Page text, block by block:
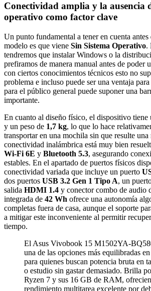
Conectividad amplia y la ausencia
operativo como factor clave
Un punto fundamental a tener en cuenta antes
modelo es que viene Sin Sistema Operativo.
tendremos que instalar Windows o la
prefiramos de manera manual antes de poder
con ciertos conocimientos técnicos esto no
problema e incluso puede ser una ventaja
para el público general puede suponer una
importante.
En cuanto al diseño físico, el dispositivo tiene
y un peso de 1,7 kg, lo que lo hace
transportar en una mochila sin que resulte
conectividad inalámbrica está muy bien
Wi-Fi 6E y Bluetooth 5.3, asegurando
estables. En el apartado de puertos físicos
conectividad variada que incluye un puerto
dos puertos USB 3.2 Gen 1 Tipo A, un
salida HDMI 1.4 y conector combo de audio
integrada de 42 Wh ofrece una autonomía
completas fuera de casa, aunque el soporte
a mitigar este inconveniente al permitir
tiempo.
El Asus Vivobook 15 M1502YA-
una de las opciones más equilibradas
para quienes buscan potencia bruta en
o estudio sin gastar demasiado. Brilla
Ryzen 7 y sus 16 GB de RAM,
rendimiento multitarea excelente por